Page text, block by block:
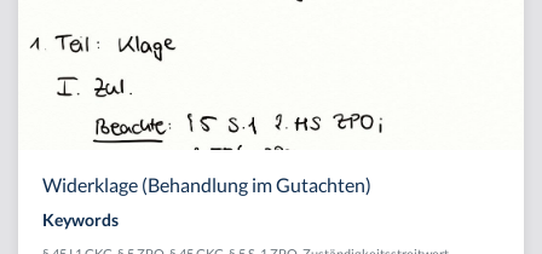
Widerklage (Behandlung im Gutachten)
Keywords